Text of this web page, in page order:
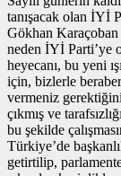
tanışacak olan İYİ
Gökhan Karaçoban
neden İYİ Parti’ye
heyecanı, bu yeni
için, bizlerle
vermeniz
çıkmış ve
bu şekilde
Türkiye’de
getirtilip,